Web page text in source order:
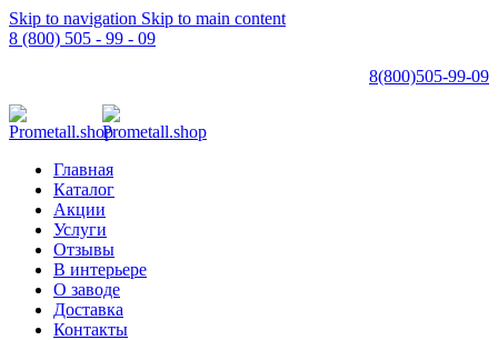
Skip to navigation Skip to main content
8 (800) 505 - 99 - 09
8(800)505-99-09
Главная
Каталог
Акции
Услуги
Отзывы
В интерьере
О заводе
Доставка
Контакты